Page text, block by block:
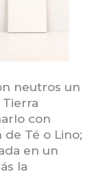
neutros un
con
de Té o Lino;
en un
la